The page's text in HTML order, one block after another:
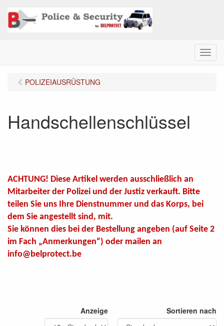
M
e
POLIZEIAUSRÜSTUNG
Handschellenschlüssel
ACHTUNG! Diese Artikel werden ausschließlich an
Mitarbeiter der Polizei und der Justiz verkauft. Bitte
teilen Sie uns Ihre Dienstnummer und das Korps, bei
dem Sie angestellt sind, mit.
Sie können dies bei der Bestellung angeben (auf Seite 2
im Fach „Anmerkungen“) oder mailen an
info@belprotect.be
Anzeige Sortieren nach